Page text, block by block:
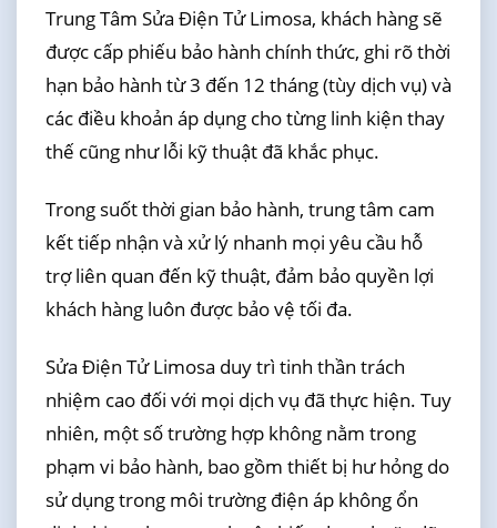
Trung Tâm Sửa Điện Tử Limosa, khách hàng sẽ
được cấp phiếu bảo hành chính thức, ghi rõ thời
hạn bảo hành từ 3 đến 12 tháng (tùy dịch vụ) và
các điều khoản áp dụng cho từng linh kiện thay
thế cũng như lỗi kỹ thuật đã khắc phục.
Trong suốt thời gian bảo hành, trung tâm cam
kết tiếp nhận và xử lý nhanh mọi yêu cầu hỗ
trợ liên quan đến kỹ thuật, đảm bảo quyền lợi
khách hàng luôn được bảo vệ tối đa.
Sửa Điện Tử Limosa duy trì tinh thần trách
nhiệm cao đối với mọi dịch vụ đã thực hiện. Tuy
nhiên, một số trường hợp không nằm trong
phạm vi bảo hành, bao gồm thiết bị hư hỏng do
sử dụng trong môi trường điện áp không ổn